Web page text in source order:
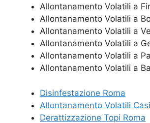
Allontanamento Volatili a
Allontanamento Volatili a
Allontanamento Volatili a
Allontanamento Volatili a
Allontanamento Volatili a
Allontanamento Volatili a
Disinfestazione Roma
Allontanamento Volatili
Derattizzazione Topi Roma